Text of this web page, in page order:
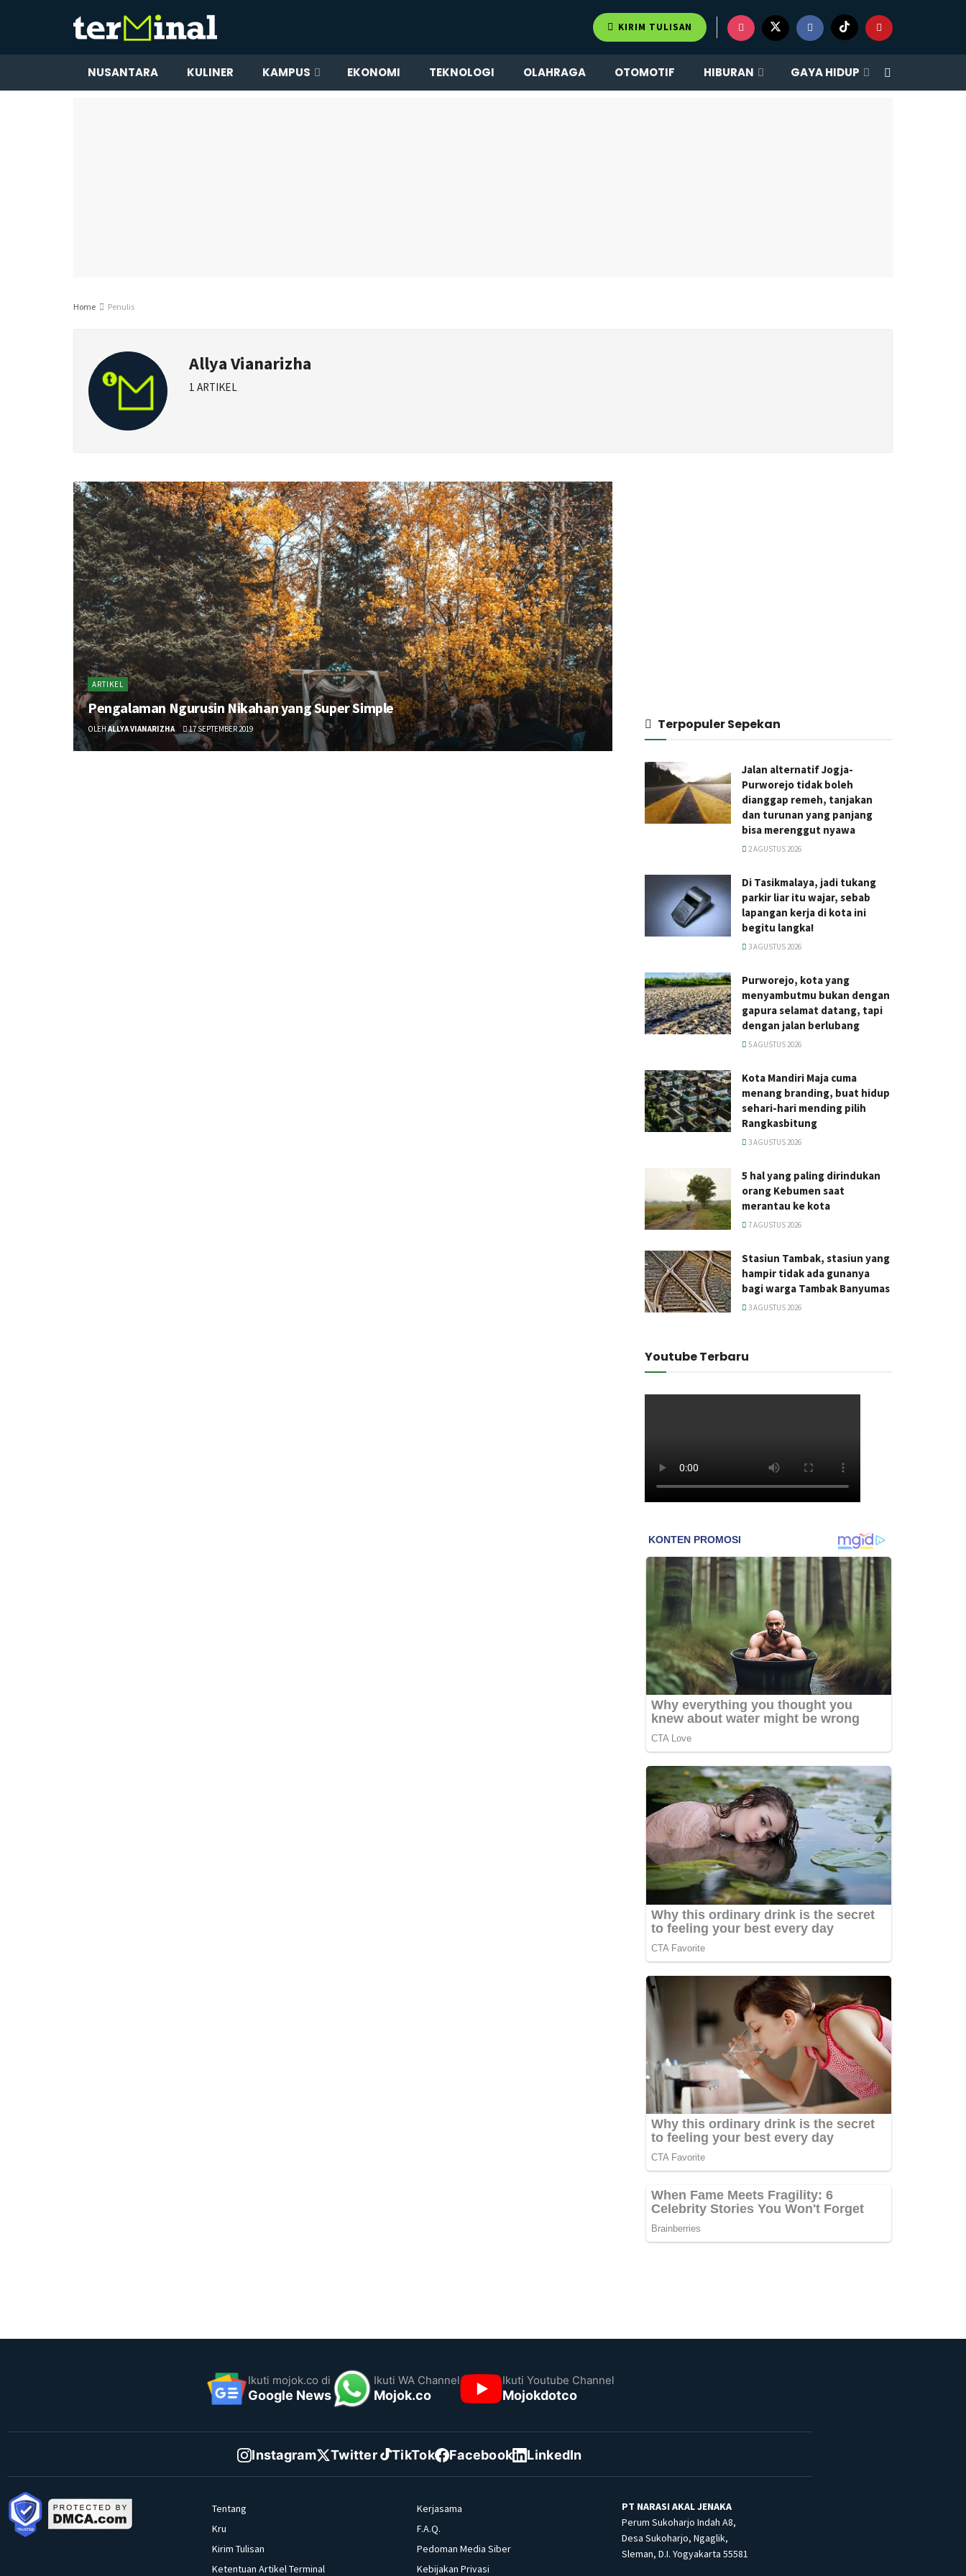
KIRIM TULISAN
NUSANTARA KULINER KAMPUS EKONOMI TEKNOLOGI OLAHRAGA OTOMOTIF HIBURAN GAYA HIDUP
Home Penulis
Allya Vianarizha
1 ARTIKEL
ARTIKEL
Pengalaman Ngurusin Nikahan yang Super Simple
OLEH ALLYA VIANARIZHA 17 SEPTEMBER 2019 Terpopuler Sepekan
Jalan alternatif Jogja-
Purworejo tidak boleh
dianggap remeh, tanjakan
dan turunan yang panjang
bisa merenggut nyawa
2 AGUSTUS 2026
Di Tasikmalaya, jadi tukang
parkir liar itu wajar, sebab
lapangan kerja di kota ini
begitu langka!
3 AGUSTUS 2026
Purworejo, kota yang
menyambutmu bukan dengan
gapura selamat datang, tapi
dengan jalan berlubang
5 AGUSTUS 2026
Kota Mandiri Maja cuma
menang branding, buat hidup
sehari-hari mending pilih
Rangkasbitung
3 AGUSTUS 2026
5 hal yang paling dirindukan
orang Kebumen saat
merantau ke kota
7 AGUSTUS 2026
Stasiun Tambak, stasiun yang
hampir tidak ada gunanya
bagi warga Tambak Banyumas
3 AGUSTUS 2026
Youtube Terbaru
Ikuti mojok.co di
Google News
Ikuti WA Channel
Mojok.co
Ikuti Youtube Channel
Mojokdotco
Instagram Twitter TikTok Facebook LinkedIn
Tentang
Kru
Kirim Tulisan
Ketentuan Artikel Terminal
Kerjasama
F.A.Q.
Pedoman Media Siber
Kebijakan Privasi
PT NARASI AKAL JENAKA
Perum Sukoharjo Indah A8,
Desa Sukoharjo, Ngaglik,
Sleman, D.I. Yogyakarta 55581